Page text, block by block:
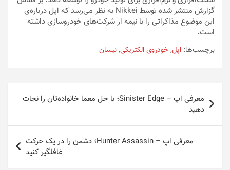
گزارش منتشر شده توسط Nikkei به نظر می‌رسد که اپل درباره‌ی
این موضوع مذاکراتی را با نیمه از شرکت‌های خودروسازی داشته
است.
برچسب‌ها: اپل,خودروی الکتریکی,نیسان
راهبری
نوشته
معرفی اپ – Sinister Edge؛ با حل معما خانواده‌تان را نجات
دهید
معرفی اپ – Hunter Assassin؛ دشمن را در یک حرکت
غافلگیر کنید